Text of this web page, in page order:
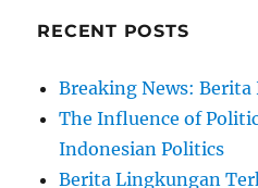
RECENT POSTS
Breaking News:
The Influence of
Indonesian Politics
Berita Lingkungan